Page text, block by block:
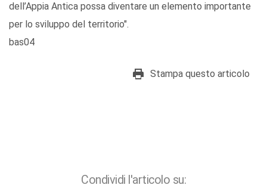
dell’Appia Antica possa diventare un elemento importante
per lo sviluppo del territorio".
bas04
Stampa questo articolo
Condividi l'articolo su: